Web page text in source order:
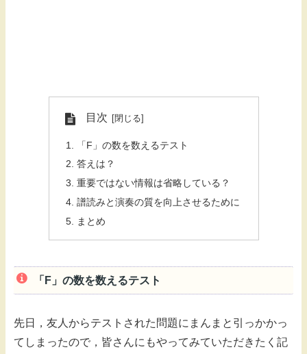
目次
「F」の数を数えるテスト
答えは？
重要ではない情報は省略している？
譜読みと演奏の質を向上させるために
まとめ
「F」の数を数えるテスト
先日，友人からテストされた問題にまんまと引っかかっ
てしまったので，皆さんにもやってみていただきたく記